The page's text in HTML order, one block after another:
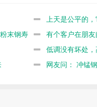
上天是公平的
末钢寿
有个客户在朋
低调没有坏处
网友问： 冲锰